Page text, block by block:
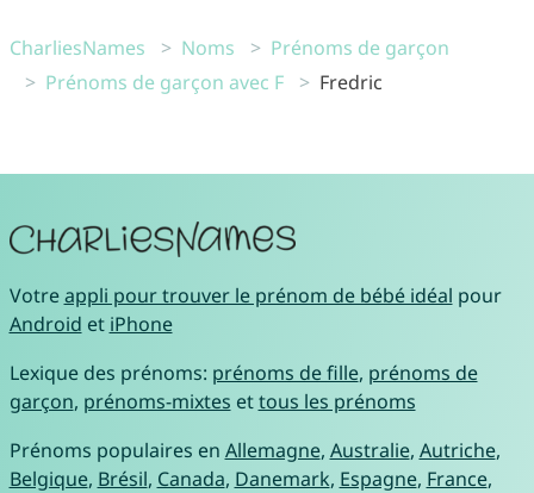
CharliesNames Noms
Prénoms de garçon
Prénoms de garçon avec F
Fredric
Votreappli pour trouver le prénom de bébé idéal pour
Android et iPhone
Lexique des prénoms: prénoms de fille, prénoms de
garçon, prénoms-mixtes ettous les prénoms
Prénoms populaires en Allemagne, Australie, Autriche,
Belgique, Brésil, Canada, Danemark, Espagne, France,